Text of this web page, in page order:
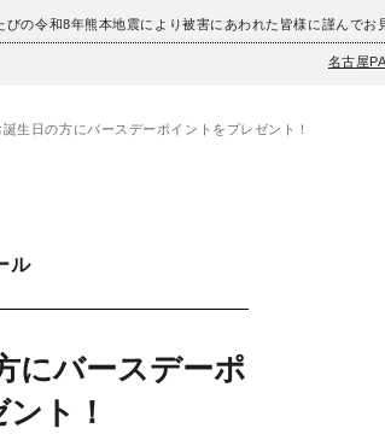
びの令和8年熊本地震により被害にあわれた皆様に謹んで
名古屋
生日の方にバースデーポイントをプレゼント！
ル
にバースデーポ
ト！